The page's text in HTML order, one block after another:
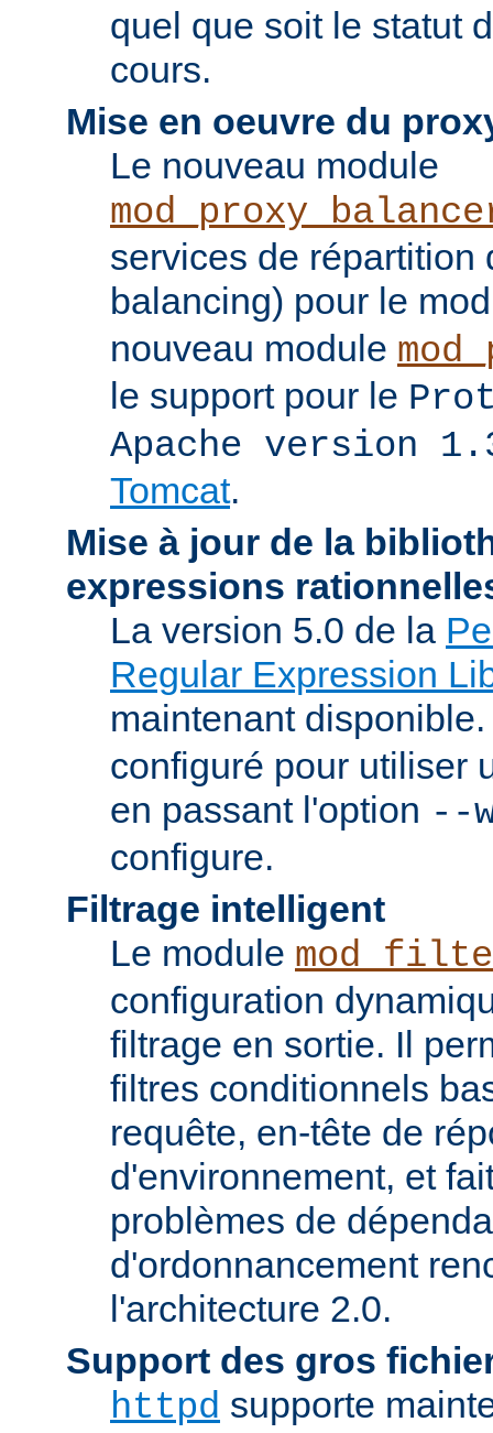
quel que soit le statut
cours.
Mise en oeuvre du
Le nouveau module
services de répartition
balancing) pour le
nouveau module
le support pour le
Apache version
Tomcat.
Mise à jour de la
expressions
La version 5.0 de la
Regular Expression
maintenant
configuré pour utiliser
en passant l'option --
configure.
Filtrage intelligent
Le module
configuration
filtrage en sortie. Il
filtres conditionnels
requête, en-tête de
d'environnement, et
problèmes de
d'ordonnancement
l'architecture 2.0.
Support des gros
httpd supporte